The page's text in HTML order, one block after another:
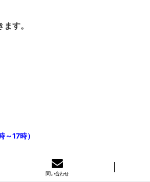
す。
～17時）
問い合わせ